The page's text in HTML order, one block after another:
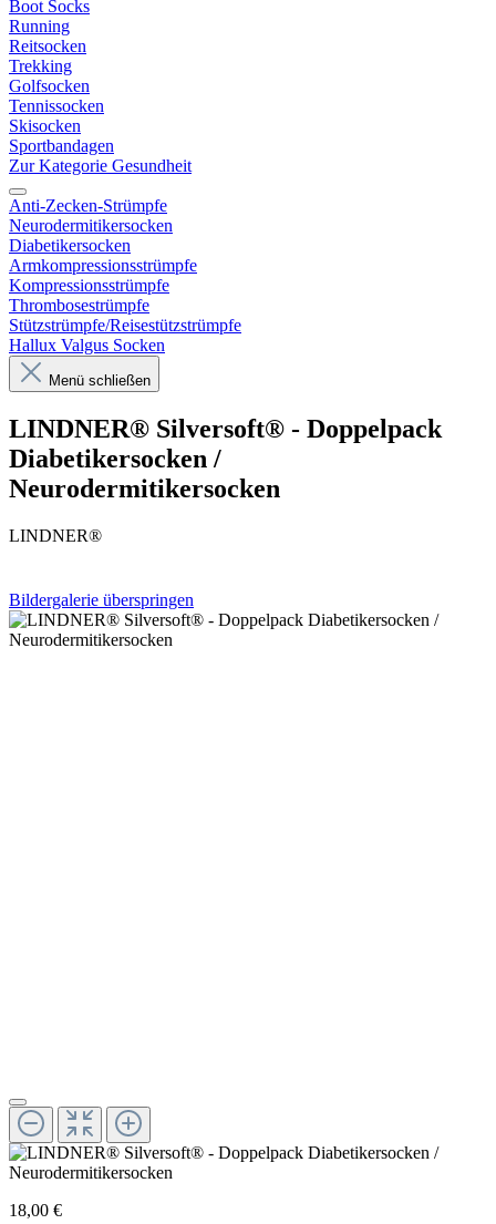
Boot Socks
Running
Reitsocken
Trekking
Golfsocken
Tennissocken
Skisocken
Sportbandagen
Zur Kategorie Gesundheit
Anti-Zecken-Strümpfe
Neurodermitikersocken
Diabetikersocken
Armkompressionsstrümpfe
Kompressionsstrümpfe
Thrombosestrümpfe
Stützstrümpfe/Reisestützstrümpfe
Hallux Valgus Socken
Menü schließen
LINDNER® Silversoft® - Doppelpack
Diabetikersocken /
Neurodermitikersocken
LINDNER®
Bildergalerie überspringen
18,00 €